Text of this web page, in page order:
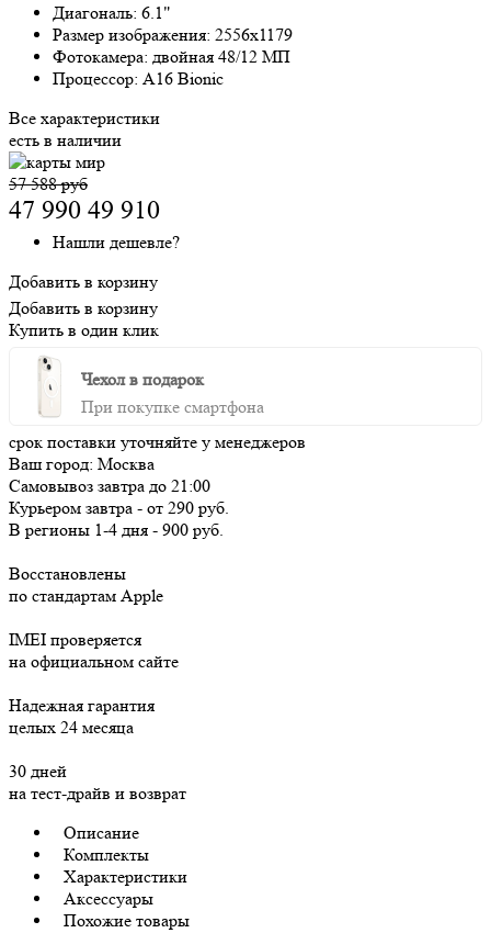
Диагональ: 6.1"
Размер изображения: 2556x1179
Фотокамера: двойная 48/12 МП
Процессор: A16 Bionic
Все характеристики
есть в наличии
57 588 руб
47 990 49 910
Нашли дешевле?
Добавить в корзину
Добавить в корзину
Купить в один клик
Чехол в подарок
При покупке смартфона
срок поставки уточняйте у менеджеров
Ваш город: Москва
Самовывоз завтра до 21:00
Курьером завтра - от 290 руб.
В регионы 1-4 дня - 900 руб.
Восстановлены
по стандартам Apple
IMEI проверяется
на официальном сайте
Надежная гарантия
целых 24 месяца
30 дней
на тест-драйв и возврат
Описание
Комплекты
Характеристики
Аксессуары
Похожие товары